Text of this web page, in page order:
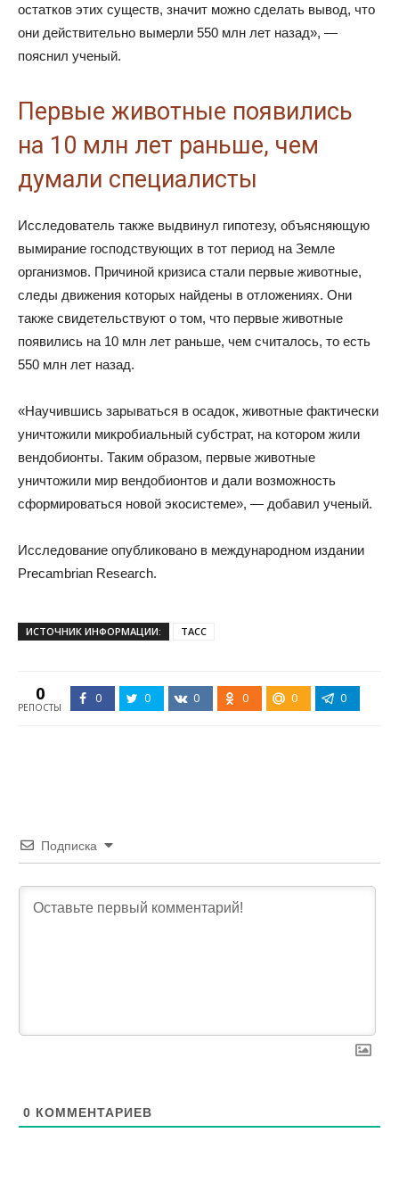
остатков этих существ, значит можно сделать вывод, что
они действительно вымерли 550 млн лет назад», —
пояснил ученый.
Первые животные появились
на 10 млн лет раньше, чем
думали специалисты
Исследователь также выдвинул гипотезу, объясняющую
вымирание господствующих в тот период на Земле
организмов. Причиной кризиса стали первые животные,
следы движения которых найдены в отложениях. Они
также свидетельствуют о том, что первые животные
появились на 10 млн лет раньше, чем считалось, то есть
550 млн лет назад.
«Научившись зарываться в осадок, животные фактически
уничтожили микробиальный субстрат, на котором жили
вендобионты. Таким образом, первые животные
уничтожили мир вендобионтов и дали возможность
сформироваться новой экосистеме», — добавил ученый.
Исследование опубликовано в международном издании
Precambrian Research.
ИСТОЧНИК ИНФОРМАЦИИ: ТАСС
0
РЕПОСТЫ
0 0 0 0 0 0
Подписка
0 КОММЕНТАРИЕВ